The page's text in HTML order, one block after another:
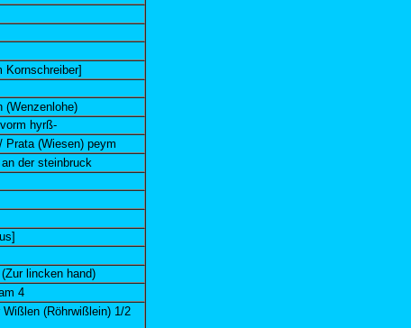
Kornschreiber]
(Wenzenlohe)
hyrß-
Prata (Wiesen) peym
der steinbruck
lincken hand)
4
(Röhrwißlein) 1/2